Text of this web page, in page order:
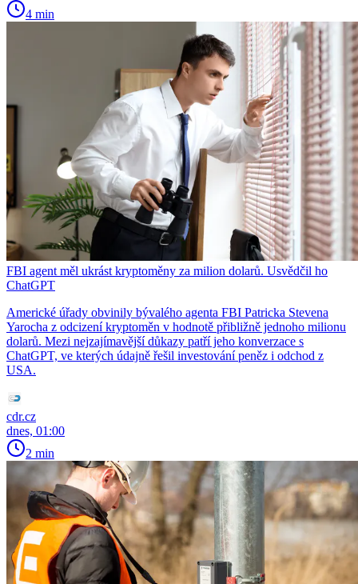
4 min
FBI agent měl ukrást kryptoměny za milion dolarů. Usvědčil ho
ChatGPT
Americké úřady obvinily bývalého agenta FBI Patricka Stevena
Yarocha z odcizení kryptoměn v hodnotě přibližně jednoho milionu
dolarů. Mezi nejzajímavější důkazy patří jeho konverzace s
ChatGPT, ve kterých údajně řešil investování peněz i odchod z
USA.
cdr.cz
dnes, 01:00
2 min